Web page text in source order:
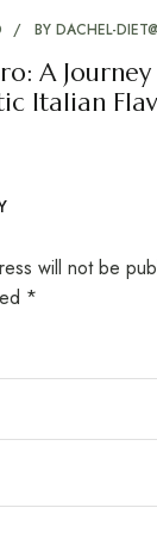
BY DACHEL-
A
Italian
will not be
*